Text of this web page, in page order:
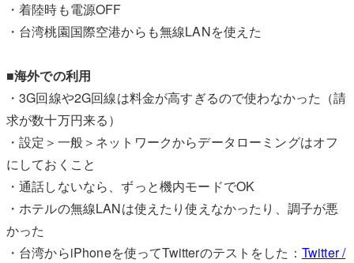
・着陸時も電源OFF
・台湾桃園国際空港からも無線LANを使えた
■海外での利用
・3G回線や2G回線は料金が高すぎるので使わなかった（請
求が数十万円来る）
・設定＞一般＞ネットワークからデータローミングはオフ
にしておくこと
・通話しないなら、ずっと機内モードでOK
・ホテルの無線LANは使えたり使えなかったり、調子が悪
かった
・台湾からiPhoneを使ってTwitterのテストをした： Twitter /